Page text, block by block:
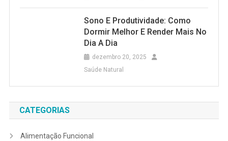
Sono E Produtividade: Como
Dormir Melhor E Render Mais No
Dia A Dia
dezembro 20, 2025
Saúde Natural
CATEGORIAS
Alimentação Funcional